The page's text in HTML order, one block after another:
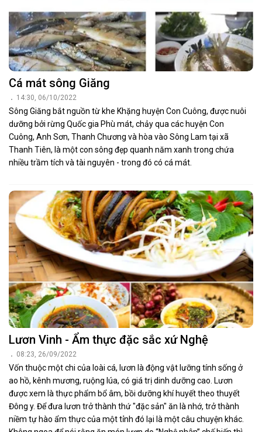
Cá mát sông Giăng
14:30, 06/10/2022
Sông Giăng bắt nguồn từ khe Khặng huyện Con Cuông, được nuôi
dưỡng bởi rừng Quốc gia Phù mát, chảy qua các huyện Con
Cuông, Anh Sơn, Thanh Chương và hòa vào Sông Lam tại xã
Thanh Tiên, là một con sông đẹp quanh năm xanh trong chứa
nhiều trầm tích và tài nguyên - trong đó có cá mát.
Lươn Vinh - Ẩm thực đặc sắc xứ Nghệ
08:23, 26/09/2022
Vốn thuộc một chi của loài cá, lươn là động vật lưỡng tính sống ở
ao hồ, kênh mương, ruộng lúa, có giá trị dinh dưỡng cao. Lươn
được xem là thực phẩm bổ âm, bồi dưỡng khí huyết theo thuyết
Đông y. Để đưa lươn trở thành thứ "đặc sản" ăn là nhớ, trở thành
niềm tự hào ẩm thực của một tỉnh đó lại là một câu chuyện khác.